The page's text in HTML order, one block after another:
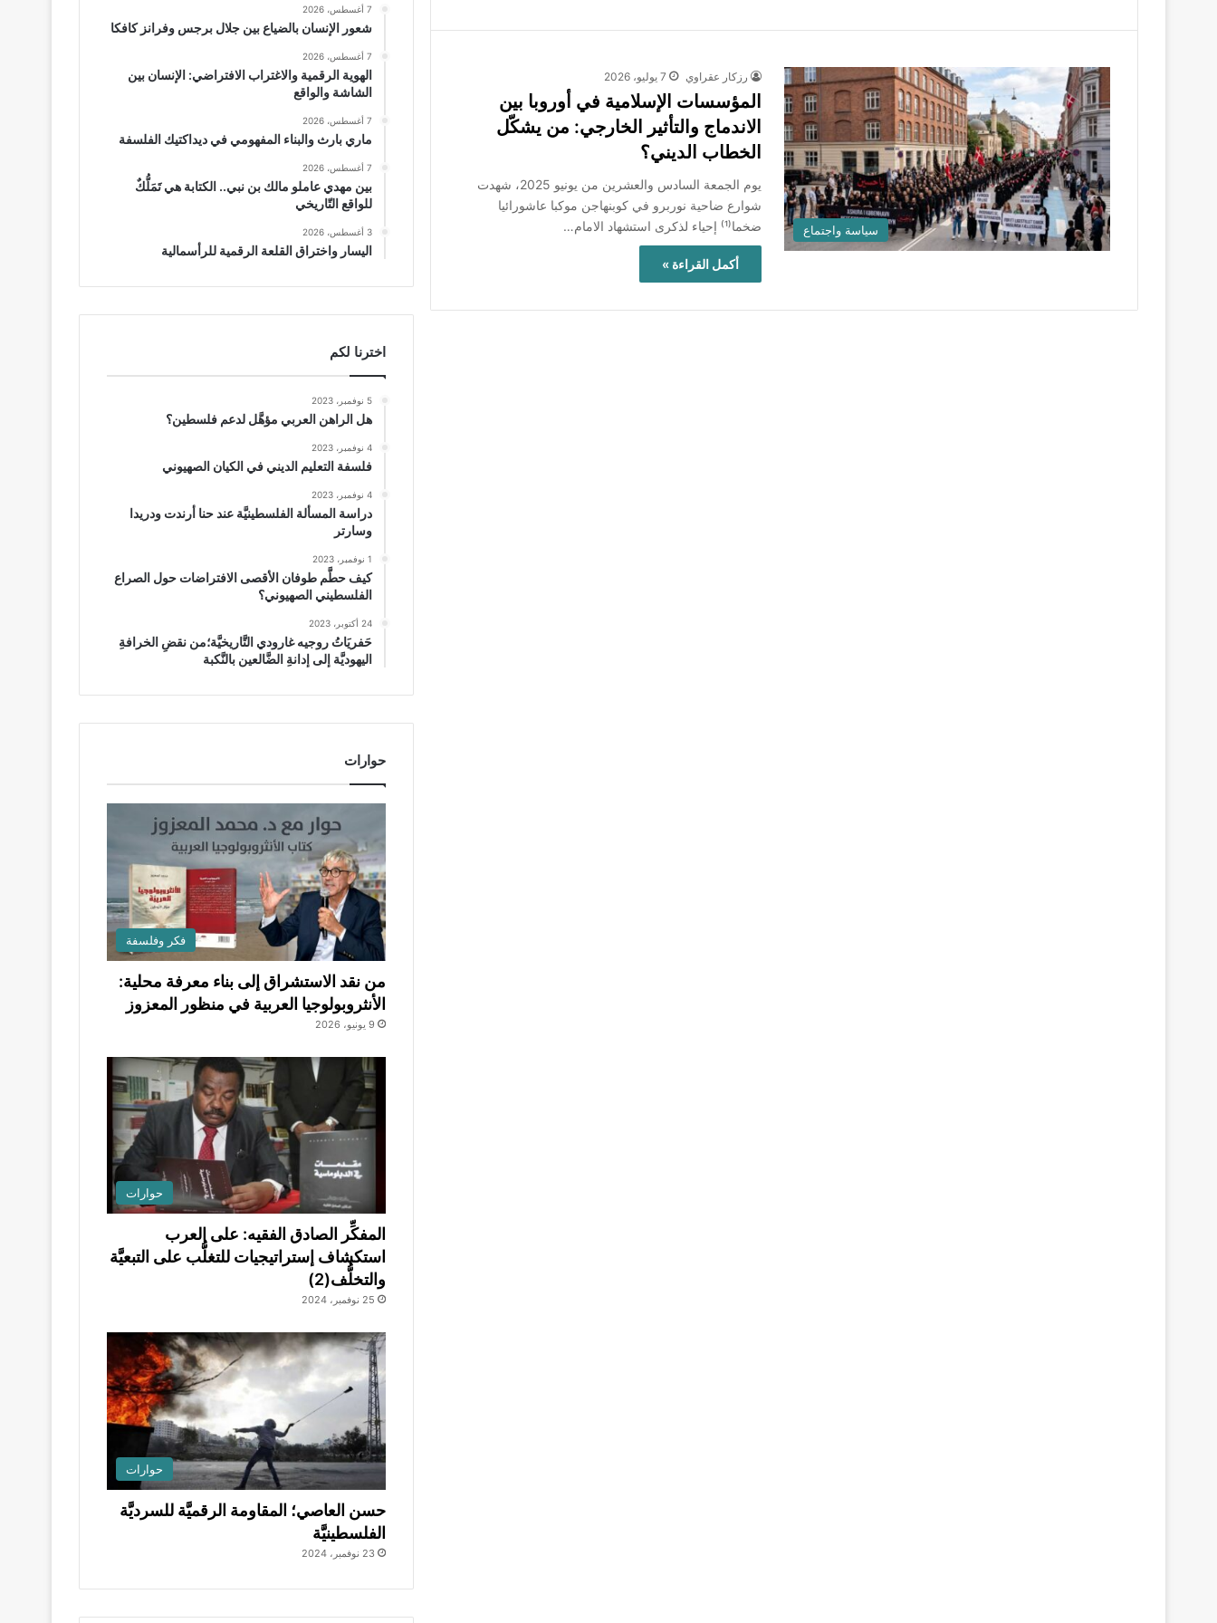
سياسة واجتماع
رزكار عقراوي 7 يوليو، 2026
المؤسسات الإسلامية في أوروبا بين
الاندماج والتأثير الخارجي: من يشكّل
الخطاب الديني؟
يوم الجمعة السادس والعشرين من يونيو 2025، شهدت
شوارع ضاحية نوربرو في كوبنهاجن موكبا عاشورائيا
ضخما⁽¹⁾ إحياء لذكرى استشهاد الامام…
أكمل القراءة »
7 أغسطس، 2026
شعور الإنسان بالضياع بين جلال برجس وفرانز كافكا
7 أغسطس، 2026
الهوية الرقمية والاغتراب الافتراضي: الإنسان بين
الشاشة والواقع
7 أغسطس، 2026
ماري بارث والبناء المفهومي في ديداكتيك الفلسفة
7 أغسطس، 2026
بين مهدي عاملو مالك بن نبي.. الكتابة هي تَمَلُّكٌ
للواقع التّاريخي
3 أغسطس، 2026
اليسار واختراق القلعة الرقمية للرأسمالية
اخترنا لكم
5 نوفمبر، 2023
هل الراهن العربي مؤهَّل لدعم فلسطين؟
4 نوفمبر، 2023
فلسفة التعليم الديني في الكيان الصهيوني
4 نوفمبر، 2023
دراسة المسألة الفلسطينيَّة عند حنا أرندت ودريدا
وسارتر
1 نوفمبر، 2023
كيف حطَّم طوفان الأقصى الافتراضات حول الصراع
الفلسطيني الصهيوني؟
24 أكتوبر، 2023
حَفريَاتُ روجيه غارودي التَّاريخيَّة؛من نقضِ الخرافةِ
اليهوديَّة إلى إدانةِ الضَّالعين بالنَّكبة
حوارات
فكر وفلسفة
من نقد الاستشراق إلى بناء معرفة محلية:
الأنثروبولوجيا العربية في منظور المعزوز
9 يونيو، 2026
حوارات
المفكِّر الصادق الفقيه: على العرب
استكشاف إستراتيجيات للتغلُّب على التبعيَّة
والتخلُّف(2)
25 نوفمبر، 2024
حوارات
حسن العاصي؛ المقاومة الرقميَّة للسرديَّة
الفلسطينيَّة
23 نوفمبر، 2024